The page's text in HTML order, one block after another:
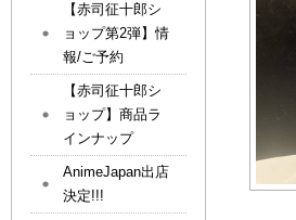
【赤司征十郎シ
ョップ第2弾】情
報/ご予約
【赤司征十郎シ
ョップ】商品ラ
インナップ
AnimeJapan出店
決定!!!